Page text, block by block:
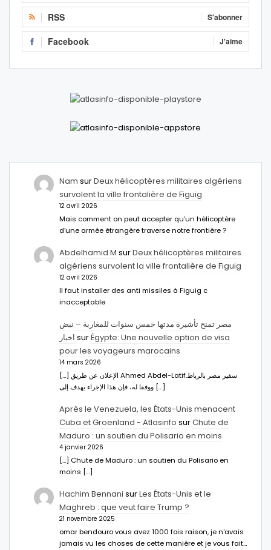
RSS S'abonner
Facebook J'aime
Nam surDeux hélicoptères militaires algériens
survolent la ville frontalière de Figuig
12 avril 2026
Mais comment on peut accepter qu’un hélicoptère
d’une armée étrangère traverse notre frontière ?
Abdelhamid M surDeux hélicoptères militaires
algériens survolent la ville frontalière de Figuig
12 avril 2026
Il faut installer des anti missiles à Figuig c
inacceptable
مصر تمنح تأشيرة مدتها خمس سنوات للمغاربة – نبض
اخبار surÉgypte: Une nouvelle option de visa
pour les voyageurs marocains
14 mars 2026
[…] الإعلان عن طريق Ahmed Abdel-Latifسفير مصر بالرباط.
ووفقا له، فإن هذا الإجراء يهدف إلى […]
Après le Venezuela, les États-Unis menacent
Cuba et Groenland - Atlasinfo surChute de
Maduro : un soutien du Polisario en moins
4 janvier 2026
[…] Chute de Maduro : un soutien du Polisario en
moins […]
Hachim Bennani surLes États-Unis et le
Maghreb : que veut faire Trump ?
21 novembre 2025
omar bendouro vous avez 1000 fois raison, je n'avais
jamais vu les choses de cette manière et je vous fait…